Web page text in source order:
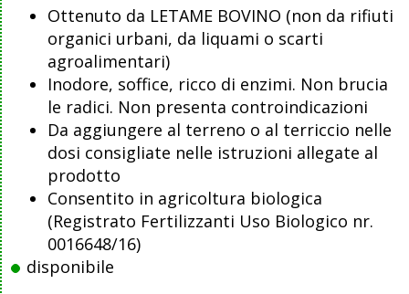
Ottenuto da LETAME BOVINO (non da rifiuti
organici urbani, da liquami o scarti
agroalimentari)
Inodore, soffice, ricco di enzimi. Non brucia
le radici. Non presenta controindicazioni
Da aggiungere al terreno o al terriccio nelle
dosi consigliate nelle istruzioni allegate al
prodotto
Consentito in agricoltura biologica
(Registrato Fertilizzanti Uso Biologico nr.
0016648/16)
disponibile